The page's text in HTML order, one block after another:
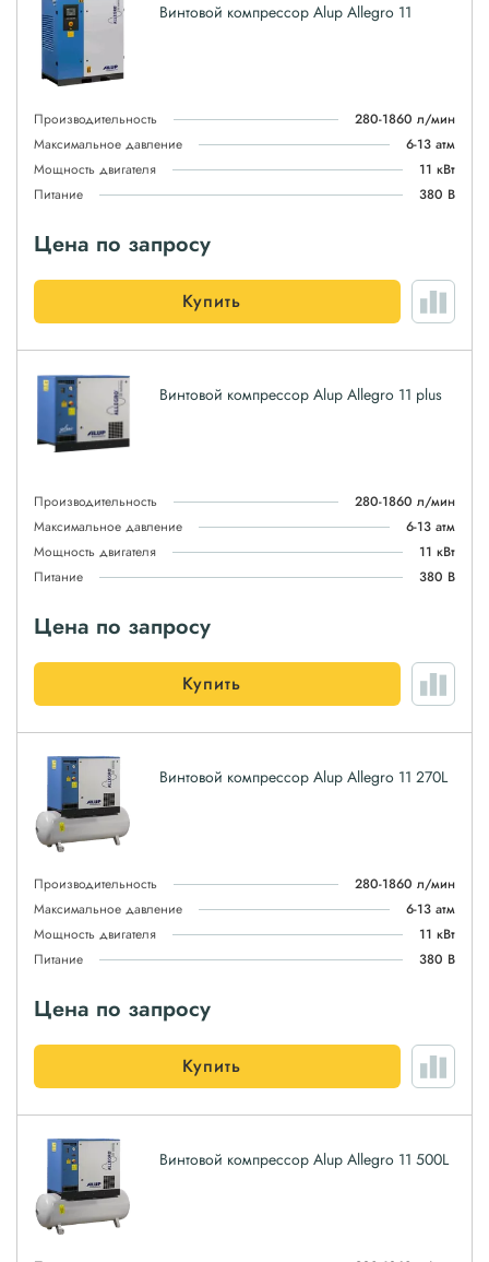
Винтовой компрессор Alup Allegro 11
Производительность
280-1860 л/мин
Максимальное давление
6-13 атм
Мощность двигателя
11 кВт
Питание
380 В
Цена по запросу
Купить
Винтовой компрессор Alup Allegro 11 plus
Производительность
280-1860 л/мин
Максимальное давление
6-13 атм
Мощность двигателя
11 кВт
Питание
380 В
Цена по запросу
Купить
Винтовой компрессор Alup Allegro 11 270L
Производительность
280-1860 л/мин
Максимальное давление
6-13 атм
Мощность двигателя
11 кВт
Питание
380 В
Цена по запросу
Купить
Винтовой компрессор Alup Allegro 11 500L